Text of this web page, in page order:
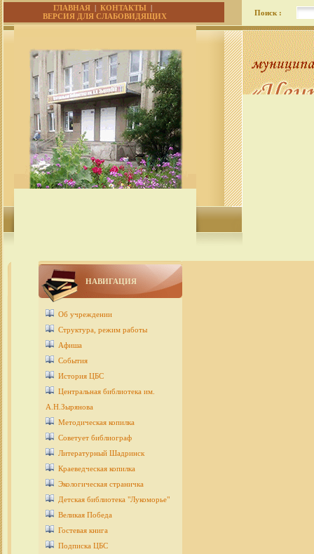
ГЛАВНАЯ |КОНТАКТЫ |
ВЕРСИЯ ДЛЯ СЛАБОВИДЯЩИХ
Поиск :
НАВИГАЦИЯ
Об учреждении
Структура, режим работы
Афиша
События
История ЦБС
Центральная библиотека им.
А.Н.Зырянова
Методическая копилка
Советует библиограф
Литературный Шадринск
Краеведческая копилка
Экологическая страничка
Детcкая библиотека "Лукоморье"
Великая Победа
Гостевая книга
Подписка ЦБС